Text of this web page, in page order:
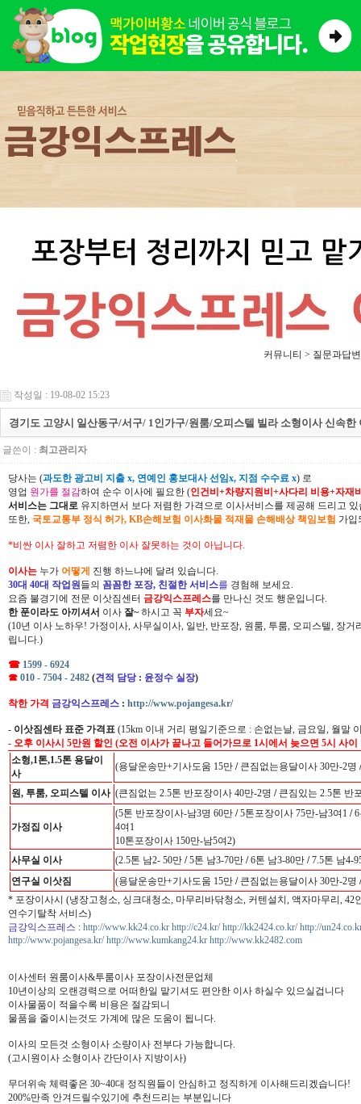
커뮤니티 > 질문과답변
작성일 : 19-08-02 15:23
경기도 고양시 일산동구/서구/ 1인가구/원룸/오피스텔 빌라 소형이사 신속한
글쓴이 : 최고관리자
당사는 (과도한 광고비 지출 x, 연예인 홍보대사 선임x, 지점 수수료 x) 로
영업 원가를 절감하여 순수 이사에 필요한 (인건비+차량지원비+사다리 비용+자재
서비스는 그대로 유지하면서 보다 저렴한 가격으로 이사서비스를 제공해 드리고 있
또한, 국토교통부 정식 허가, KB손해보험 이사화물 적재물 손해배상 책임보험 가입
*비싼 이사 잘하고 저렴한 이사 잘못하는 것이 아닙니다.
이사는 누가 어떻게 진행 하느냐에 달려 있습니다.
30대 40대 작업원들의 꼼꼼한 포장, 친절한 서비스를 경험해 보세요.
요즘 불경기에 전문 이삿짐센터 금강익스프레스를 만나신 것도 행운입니다.
한 푼이라도 아끼셔서 이사 잘~ 하시고 꼭 부자세요~
(10년 이사 노하우! 가정이사, 사무실이사, 일반, 반포장, 원룸, 투룸, 오피스텔, 장
립니다.)
☎ 1599 - 6924
☎ 010 - 7504 - 2482 (견적 담당 : 윤정수 실장)
착한 가격 금강익스프레스 : http://www.pojangesa.kr/
- 이삿짐센타 표준 가격표 (15km 이내 거리 평일기준으로 : 손없는날, 금요일, 월말
- 오후 이사시 5만원 할인 (오전 이사가 끝나고 들어가므로 1시에서 늦으면 5시 사
소형,1톤,1.5톤 용달이
사
(용달운송만+기사도움 15만 /큰짐없는용달이사 30만-2명 /
원, 투룸, 오피스텔 이사 (큰짐없는 2.5톤 반포장이사 40만-2명 /큰짐있는 2.5톤 반
가정집 이사
(5톤 반포장이사-남3명 60만 /5톤포장이사 75만-남3여1 /6
4여1
10톤포장이사 150만-남5여2)
사무실 이사
(2.5톤 남2- 50만 /5톤 남3-70만 /6톤 남3-80만 /7.5톤 남4-
연구실 이삿짐
(용달운송만+기사도움 15만 /큰짐없는용달이사 30만-2명 /
* 포장이사시 (냉장고청소, 싱크대청소, 마무리바닦청소, 커텐설치, 액자마무리,
연수기탈착 서비스)
금강익스프레스 : http://www.kk24.co.kr http://c24.kr/ http://kk2424.co.kr/ http://
http://www.pojangesa.kr/ http://www.kumkang24.kr http://www.kk2482.com
이사센터 원룸이사&투룸이사 포장이사전문업체
10년이상의 오랜경력으로 어떠한일 맡기셔도 편안한 이사 하실수 있으실겁니다
이사물품이 적을수록 비용은 절감되니
물품을 줄이시는것도 가계에 많은 도움이 됩니다.
이사의 모든것 소형이사 소량이사 전부다 가능합니다.
(고시원이사 소형이사 간단이사 지방이사)
무더위속 체력좋은 30~40대 정직원들이 안심하고 정직하게 이사해드리겠습니다!
200%만족 안겨드릴수있기에 추천드리는 부분입니다